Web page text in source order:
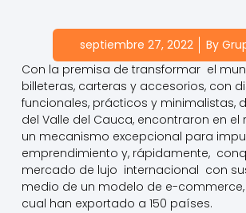
septiembre 27, 2022 By
Con la premisa de transformar el
billeteras, carteras y accesorios, con
funcionales, prácticos y minimalistas,
del Valle del Cauca, encontraron en el
un mecanismo excepcional para
emprendimiento y, rápidamente,
mercado de lujo internacional con
medio de un modelo de e-
cual han exportado a 150 países.